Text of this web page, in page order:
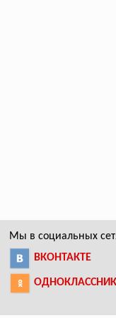
Мы в социальных
ВКОНТАКТЕ